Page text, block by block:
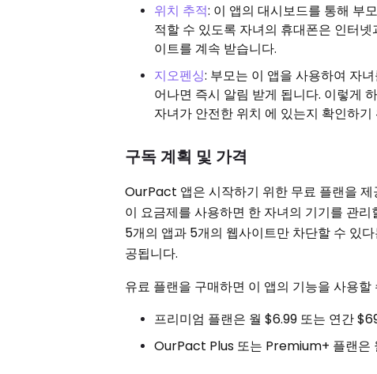
위치 추적: 이 앱의 대시보드를 통해 부
적할 수 있도록 자녀의 휴대폰은 인터
이트를 계속 받습니다.
지오펜싱: 부모는 이 앱을 사용하여 자
어나면 즉시 알림 받게 됩니다. 이렇게
자녀가 안전한 위치 에 있는지 확인하
구독 계획 및 가격
OurPact 앱은 시작하기 위한 무료 플랜을
이 요금제를 사용하면 한 자녀의 기기를 관
5개의 앱과 5개의 웹사이트만 차단할 수 있
공됩니다.
유료 플랜을 구매하면 이 앱의 기능을 사용
프리미엄 플랜은 월 $6.99 또는 연간
OurPact Plus 또는 Premium+ 플랜은